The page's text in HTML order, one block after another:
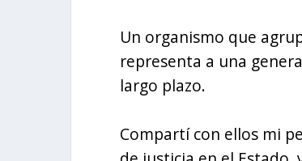
Un organismo que
representa a una
largo plazo.
Compartí con ellos mi